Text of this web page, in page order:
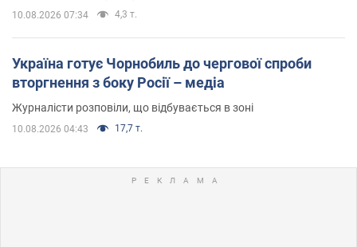
10.08.2026 07:34 4,3 т.
Україна готує Чорнобиль до чергової спроби
вторгнення з боку Росії – медіа
Журналісти розповіли, що відбувається в зоні
10.08.2026 04:43 17,7 т.